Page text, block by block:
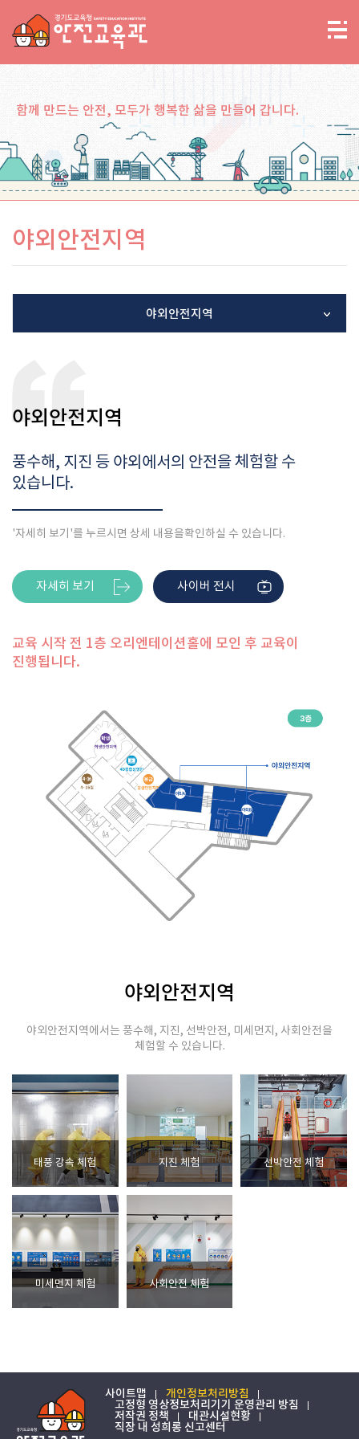
함께 만드는 안전, 모두가 행복한 삶을 만들어 갑니다.
야외안전지역
야외안전지역
야외안전지역
풍수해, 지진 등 야외에서의 안전을 체험할 수
있습니다.
'자세히 보기'를 누르시면 상세 내용을확인하실 수 있습니다.
자세히 보기 사이버 전시
교육 시작 전 1층 오리엔테이션홀에 모인 후 교육이
진행됩니다.
야외안전지역
야외안전지역에서는 풍수해, 지진, 선박안전, 미세먼지, 사회안전을
체험할 수 있습니다.
태풍 강속 체험 지진 체험 선박안전 체험
미세먼지 체험 사회안전 체험
사이트맵
개인정보처리방침
고정형 영상정보처리기기 운영관리 방침
저작권 정책
대관시설현황
직장 내 성희롱 신고센터